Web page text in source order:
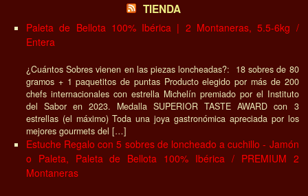
TIENDA
Paleta de Bellota 100% Ibérica | 2 Montaneras, 5.5-6kg /
Entera
¿Cuántos Sobres vienen en las piezas loncheadas?: 18 sobres de 80
gramos + 1 paquetitos de puntas Producto elegido por más de 200
chefs internacionales con estrella Michelín premiado por el Instituto
del Sabor en 2023. Medalla SUPERIOR TASTE AWARD con 3
estrellas (el máximo) Toda una joya gastronómica apreciada por los
mejores gourmets del […]
Estuche Regalo con 5 sobres de loncheado a cuchillo - Jamón
o Paleta, Paleta de Bellota 100% Ibérica / PREMIUM 2
Montaneras